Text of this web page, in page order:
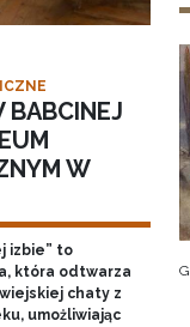
BABCINEJ
W
izbie” to
która odtwarza
chaty z
umożliwiając